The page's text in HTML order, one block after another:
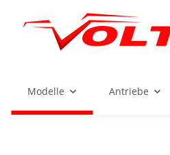
Modelle Antriebe